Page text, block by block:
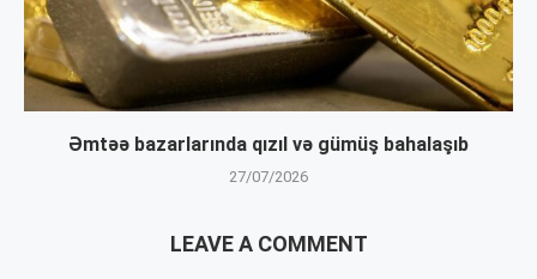
Əmtəə bazarlarında qızıl və gümüş bahalaşıb
27/07/2026
LEAVE A COMMENT